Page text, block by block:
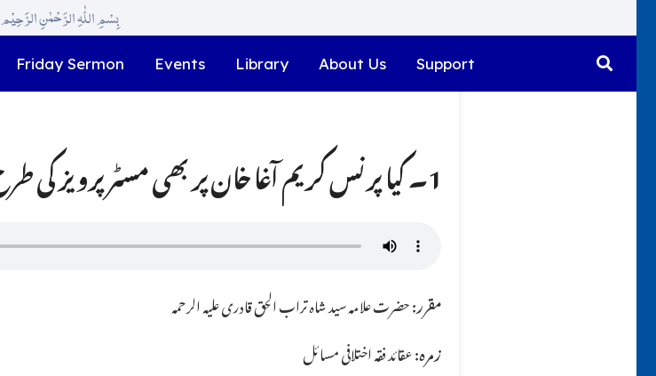
بِسْمِ اللّٰہِ الرَّحْمٰنِ الرَّحِیْم
Friday Sermon Events Library About Us Support
1۔ کیا پرنس کریم آغا خان پر بھی مسٹر پرویز کی طرح کفر کا فتوٰی ہے ؟؟
مقرر:حضرت علامہ سید شاہ تراب الحق قادری علیہ الرحمہ
زمرہ:عقائد فقہ اختلافی مسائل